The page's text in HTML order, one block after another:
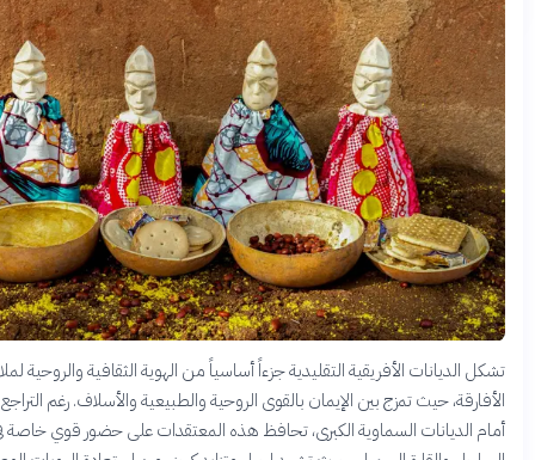
الأفريقية التقليدية جزءاً أساسياً من الهوية الثقافية والروحية لملايين
حيث تمزج بين الإيمان بالقوى الروحية والطبيعية والأسلاف. رغم التراجع النسبي
السماوية الكبرى، تحافظ هذه المعتقدات على حضور قوي خاصة في دول